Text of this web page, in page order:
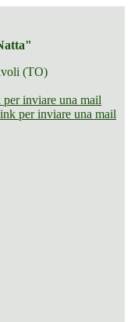
(TO)
inviare una mail
per inviare una mail